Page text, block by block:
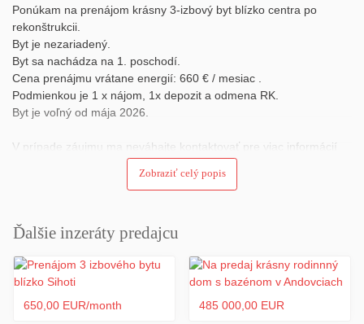
Ponúkam na prenájom krásny 3-izbový byt blízko centra po
rekonštrukcii.
Byt je nezariadený.
Byt sa nachádza na 1. poschodí.
Cena prenájmu vrátane energií: 660 € / mesiac .
Podmienkou je 1 x nájom, 1x depozit a odmena RK.
Byt je voľný od mája 2026.
V prípade záujmu ma neváhajte kontaktovať pre viac informácií
Zobraziť celý popis
Ďalšie inzeráty predajcu
650,00 EUR/month 485 000,00 EUR